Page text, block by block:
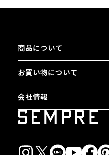
商品について
お買い物について
会社情報